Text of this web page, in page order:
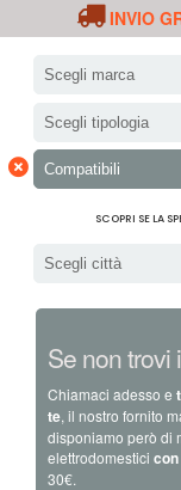
INVIO
Scegli marca
Scegli tipologia
× Compatibili
SCOPRI SE LA
Scegli città
Se non trovi
Chiamaci adesso e
te, il nostro fornito
disponiamo però di
elettrodomestici
30€.